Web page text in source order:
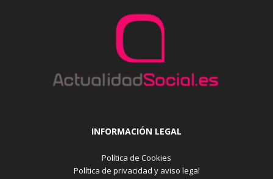
INFORMACIÓN LEGAL
Política de Cookies
Política de privacidad y aviso legal